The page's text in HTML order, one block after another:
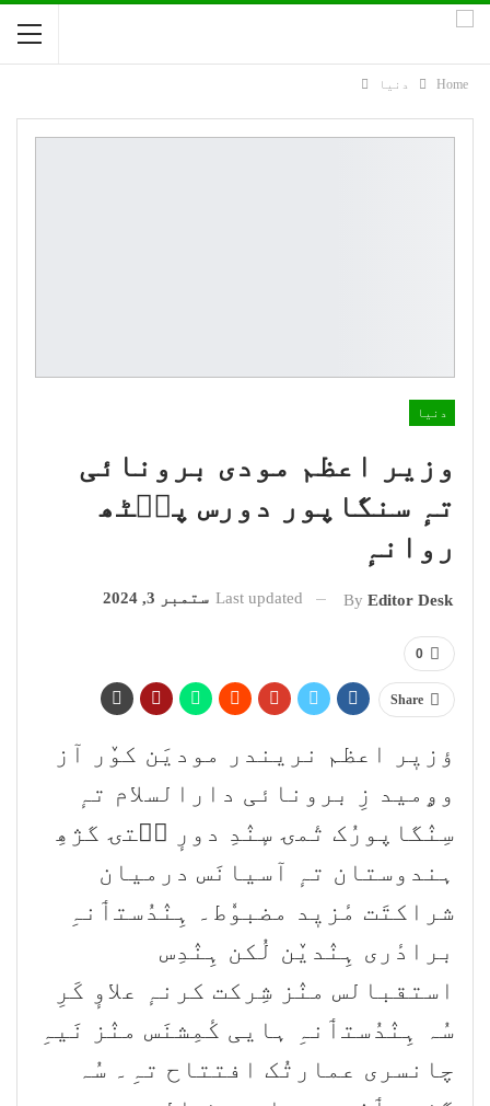
Home دنیا
دنیا
وزیر اعظم مودی برونائی
تہٕ سنگاپور دورس پٮ۪ٹھ
روانہٕ
By Editor Desk
Last updated ستمبر 3, 2024
0
Share
ؤزیٖر اعظم نریندر مودیَن کوٚر آز
وۄمید زِ برونائی دارالسلام تہٕ
سِنٛگاپورُک تٔمۍ سٕنٛدِ دورٕ سۭتۍ گژھِ
ہندوستان تہٕ آسیانَس درمیان
شراکتَت مٔزیٖد مضبوٗط۔ ہِنٛدُستٲنہِ
برادٔری ہِنٛدیٚن لُکن ہِنٛدِس
استقبالس منٛز شِرکت کرنہٕ علاوٕ کَرِ
سُہ ہِنٛدُستٲنہِ ہایی کٔمِشنَس منٛز نَیہِ
چانسری عمارتُک افتتاح تہِ۔ سُہ